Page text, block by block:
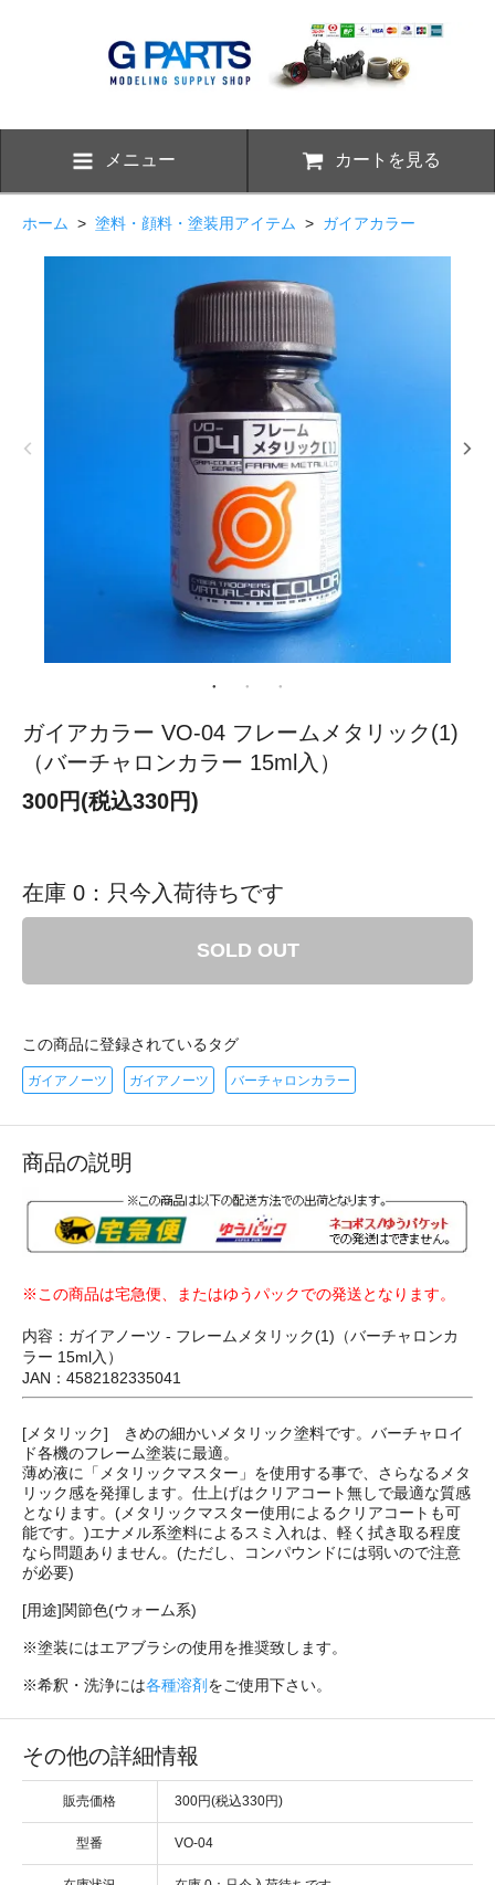
メニュー カートを見る
ホーム > 塗料・顔料・塗装用アイテム > ガイアカラー
ガイアカラー VO-04 フレームメタリック(1)
（バーチャロンカラー 15ml入）
300円(税込330円)
在庫 0：只今入荷待ちです
SOLD OUT
この商品に登録されているタグ
ガイアノーツ ガイアノーツ バーチャロンカラー
商品の説明
※この商品は宅急便、またはゆうパックでの発送となります。
内容：ガイアノーツ - フレームメタリック(1)（バーチャロンカ
ラー 15ml入）
JAN：4582182335041
[メタリック] きめの細かいメタリック塗料です。バーチャロイ
ド各機のフレーム塗装に最適。
薄め液に「メタリックマスター」を使用する事で、さらなるメタ
リック感を発揮します。仕上げはクリアコート無しで最適な質感
となります。(メタリックマスター使用によるクリアコートも可
能です。)エナメル系塗料によるスミ入れは、軽く拭き取る程度
なら問題ありません。(ただし、コンパウンドには弱いので注意
が必要)
[用途]関節色(ウォーム系)
※塗装にはエアブラシの使用を推奨致します。
※希釈・洗浄には各種溶剤 をご使用下さい。
その他の詳細情報
販売価格 300円(税込330円)
型番 VO-04